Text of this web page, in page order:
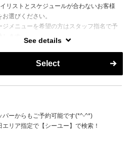
リストとスケジュールが合わないお客様
選びください。
メニューを希望の方はスタッフ指名で予
します。
整できる場合もございますので、お気軽に
せください。
7471
See details
Select
パーからもご予約可能です(*^-^*)
リア指定で【シーユー】で検索！